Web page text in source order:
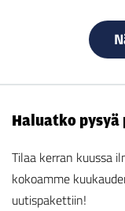
Haluatko
Tilaa kerran kuussa
kokoamme
uutispakettiin!